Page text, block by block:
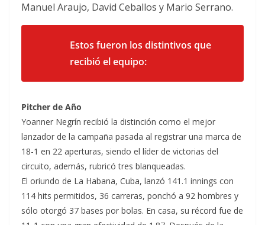
Manuel Araujo, David Ceballos y Mario Serrano.
Estos fueron los distintivos que
recibió el equipo:
Pitcher de Año
Yoanner Negrín recibió la distinción como el mejor
lanzador de la campaña pasada al registrar una marca de
18-1 en 22 aperturas, siendo el líder de victorias del
circuito, además, rubricó tres blanqueadas.
El oriundo de La Habana, Cuba, lanzó 141.1 innings con
114 hits permitidos, 36 carreras, ponchó a 92 hombres y
sólo otorgó 37 bases por bolas. En casa, su récord fue de